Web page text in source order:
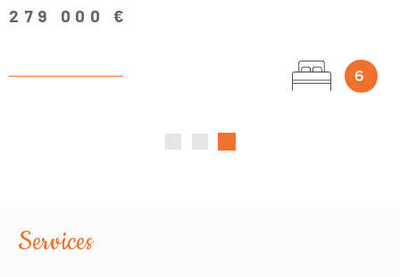
279 000 €
6
Services